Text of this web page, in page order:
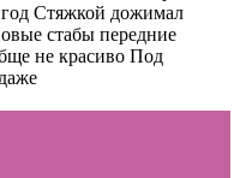
Стяжкой дожимал
стабы передние
не красиво Под